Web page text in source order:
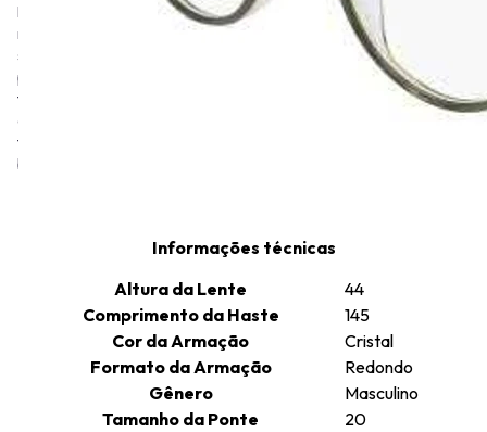
Há mais de 175 anos, a ZEISS molda o progresso tecnológico,
revolucionando o mundo da óptica. Essa tradição de excelência
se reflete na ZEISS Eyewear, com armações de qualidade
premium feitas com materiais que incorporam a precisão e a
tecnologia de ponta que definem a marca. A mesma dedicação
que garante a superioridade das lentes ZEISS é aplicada à
fabricação das armações, criadas com extremo cuidado e uma
busca incessante pela perfeição.
Informações técnicas
Altura da Lente
44
Comprimento da Haste
145
Cor da Armação
Cristal
Formato da Armação
Redondo
Gênero
Masculino
Tamanho da Ponte
20